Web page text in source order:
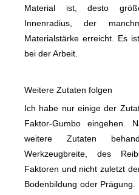
Material ist, desto
Innenradius, der
Materialstärke erreicht. Es
bei der Arbeit.
Weitere Zutaten folgen
Ich habe nur einige der
Faktor-Gumbo eingehen.
weitere Zutaten
Werkzeugbreite, des
Faktoren und nicht zuletzt
Bodenbildung oder